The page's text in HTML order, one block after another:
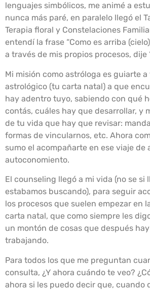
lenguajes simbólicos, me animé a
nunca más paré, en paralelo llegó el
Terapia floral y Constelaciones
entendí la frase “Como es arriba
a través de mis propios procesos, dije
Mi misión como astróloga es guiarte
astrológico (tu carta natal) a que
hay adentro tuyo, sabiendo con qué
contás, cuáles hay que desarrollar, y
de tu vida que hay que revisar:
formas de vincularnos, etc. Ahora
sumo el acompañarte en ese viaje de
autoconomiento.
El counseling llegó a mi vida (no se si
estabamos buscando), para seguir
los procesos que suelen empezar en
carta natal, que como siempre les
un montón de cosas que después
trabajando.
Para todos los que me preguntan
consulta, ¿Y ahora cuándo te veo?
ahora si les puedo decir que, cuando